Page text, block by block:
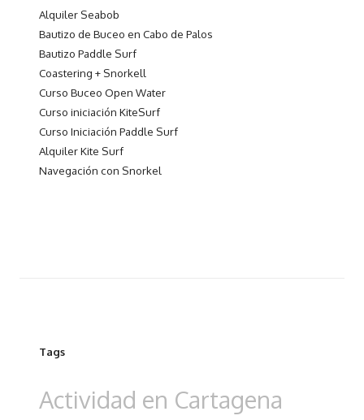
Alquiler Seabob
Bautizo de Buceo en Cabo de Palos
Bautizo Paddle Surf
Coastering + Snorkell
Curso Buceo Open Water
Curso iniciación KiteSurf
Curso Iniciación Paddle Surf
Alquiler Kite Surf
Navegación con Snorkel
Tags
Actividad en Cartagena